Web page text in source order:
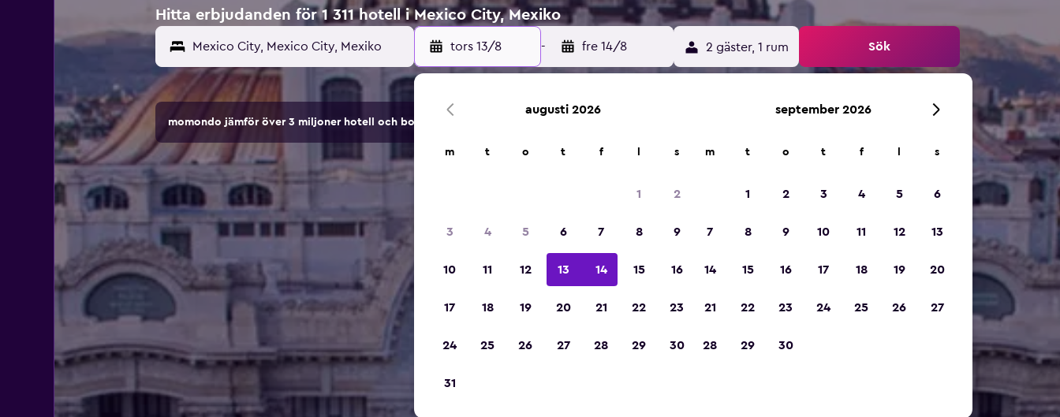
Hitta erbjudanden för 1 311 hotell i Mexico City, Mexiko
Mexico City, Mexico City, Mexiko tors 13/8 - fre 14/8 2 gäster, 1 rum Sök
momondo jämför över 3 miljoner hotell och boendealternativ.
augusti 2026
m t o t f s
1 2
3 4 5 6 7 8 9
10 11 12 13 14 15 16
17 18 19 20 21 22 23
24 25 26 27 28 29 30
31
september 2026
m t o t f s
1 2 3 4 5 6
7 8 9 10 11 12 13
14 15 16 17 18 19 20
21 22 23 24 25 26 27
28 29 30